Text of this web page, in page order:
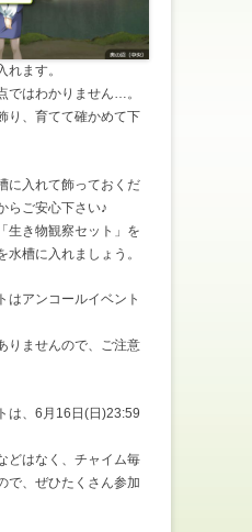
ます。
ではわかりません…。
り、育てて確かめて下
に入れて飾っておくだ
らご安心下さい♪
生き物観察セット」を
槽に入れましょう。
はアンコールイベント
りませんので、ご注意
は、6月16日(日)23:59
どはなく、チャイム毎
で、ぜひたくさん参加